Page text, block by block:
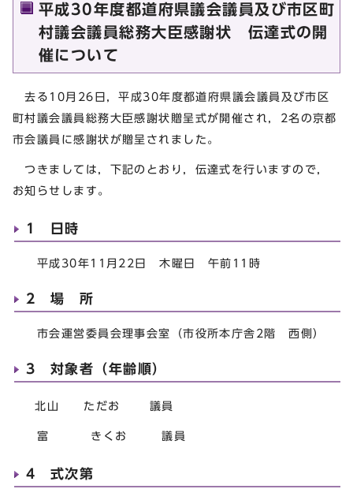
平成30年度都道府県議会議員及び市区町
村議会議員総務大臣感謝状 伝達式の開
催について
去る10月26日，平成30年度都道府県議会議員及び市区
町村議会議員総務大臣感謝状贈呈式が開催され，2名の京都
市会議員に感謝状が贈呈されました。
つきましては，下記のとおり，伝達式を行いますので，
お知らせします。
1 日時
平成30年11月22日 木曜日 午前11時
2 場 所
市会運営委員会理事会室（市役所本庁舎2階 西側）
3 対象者（年齢順）
北山 ただお 議員
富 きくお 議員
4 式次第